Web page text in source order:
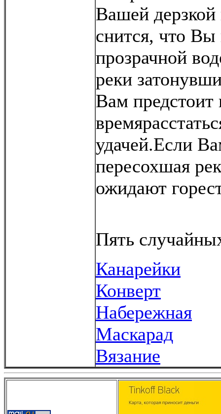
Вашей
снится, что Вы
прозрачной
реки
Вам предстоит
удачей.Если
пересохшая
ожидают
Пять
Канарейки
Конверт
Набережная
Маскарад
Вязание